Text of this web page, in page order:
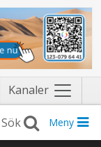
Kanaler Näytä
valikko
Meny